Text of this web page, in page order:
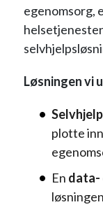
egenomsorg,
Løsningen vi
plotte
En data-